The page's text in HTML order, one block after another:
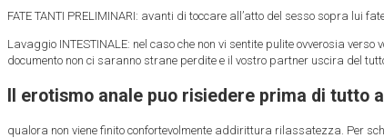
FATE TANTI PRELIMINARI: avanti di toccare all’atto del sesso sopra
Lavaggio INTESTINALE: nel caso che non vi sentite pulite ovverosia
documento non ci saranno strane perdite e il vostro partner uscira del
Il erotismo anale puo risiedere prima di tutto
qualora non viene finito confortevolmente addirittura rilassatezza. Per